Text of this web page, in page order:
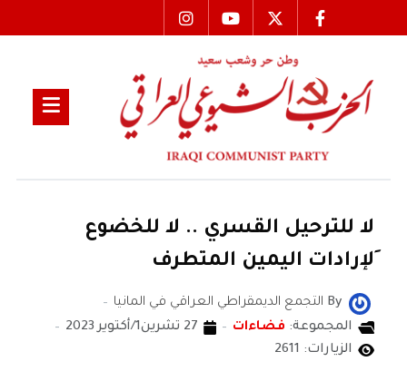
لا للترحيل القسري .. لا للخضوع
ِلإرادات اليمين المتطرف
By التجمع الديمقراطي العراقي في المانيا
المجموعة: فضاءات
27 تشرين1/أكتوير 2023
الزيارات: 2611